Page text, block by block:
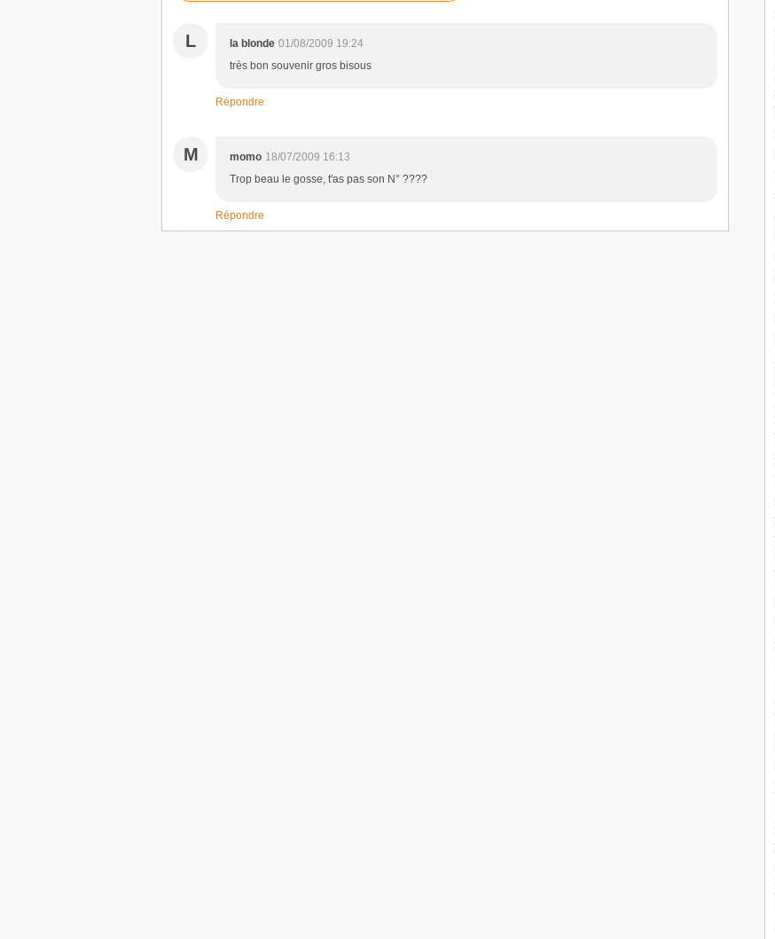
L la blonde 01/08/2009 19:24
très bon souvenir gros bisous
Répondre
M momo 18/07/2009 16:13
Trop beau le gosse, t'as pas son N° ????
Répondre